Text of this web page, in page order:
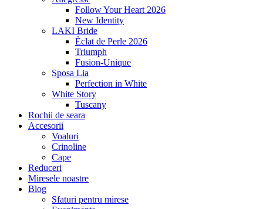
Follow Your Heart 2026
New Identity
LAKI Bride
Èclat de Perle 2026
Triumph
Fusion-Unique
Sposa Lia
Perfection in White
White Story
Tuscany
Rochii de seara
Accesorii
Voaluri
Crinoline
Cape
Reduceri
Miresele noastre
Blog
Sfaturi pentru mirese